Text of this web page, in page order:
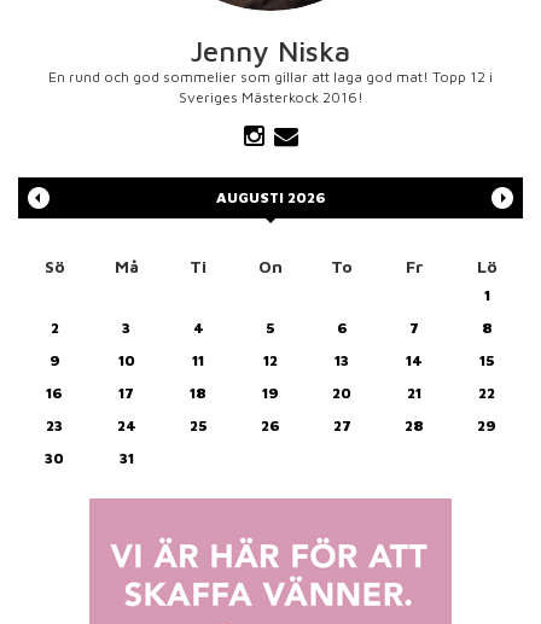
Jenny Niska
En rund och god sommelier som gillar att laga god mat! Topp 12 i
Sveriges Mästerkock 2016!
AUGUSTI 2026
Sö Må Ti On To Fr Lö
1
2
3 4 5 6 7
8
9
10 11 12 13 14
15
16
17 18 19 20 21
22
23
24 25 26 27 28
29
30
31